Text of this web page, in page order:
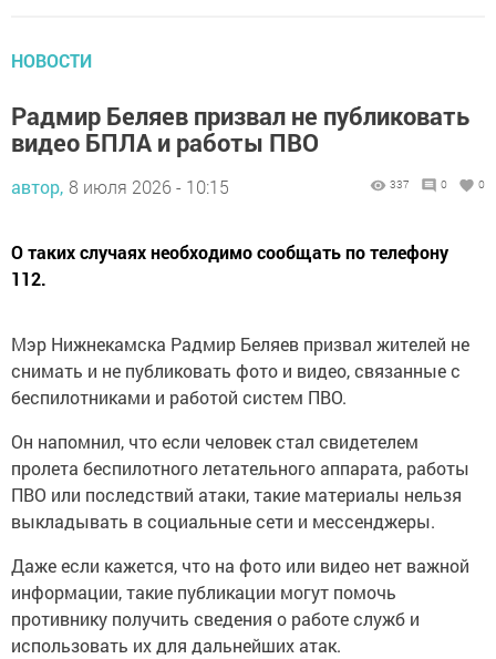
НОВОСТИ
Радмир Беляев призвал не публиковать
видео БПЛА и работы ПВО
автор, 8 июля 2026 - 10:15 337 0 0
О таких случаях необходимо сообщать по телефону
112.
Мэр Нижнекамска Радмир Беляев призвал жителей не
снимать и не публиковать фото и видео, связанные с
беспилотниками и работой систем ПВО.
Он напомнил, что если человек стал свидетелем
пролета беспилотного летательного аппарата, работы
ПВО или последствий атаки, такие материалы нельзя
выкладывать в социальные сети и мессенджеры.
Даже если кажется, что на фото или видео нет важной
информации, такие публикации могут помочь
противнику получить сведения о работе служб и
использовать их для дальнейших атак.